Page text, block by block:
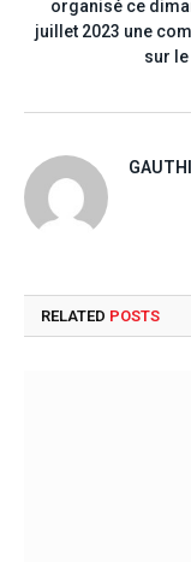
organisé ce
juillet 2023 une
sur
RELATED POSTS